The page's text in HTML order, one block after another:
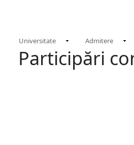
Universitate Admitere
Participări